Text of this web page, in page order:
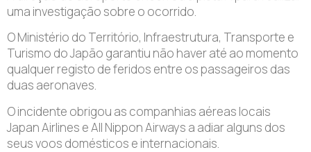
uma investigação sobre o ocorrido.
O Ministério do Território, Infraestrutura, Transporte e
Turismo do Japão garantiu não haver até ao momento
qualquer registo de feridos entre os passageiros das
duas aeronaves.
O incidente obrigou as companhias aéreas locais
Japan Airlines e All Nippon Airways a adiar alguns dos
seus voos domésticos e internacionais.